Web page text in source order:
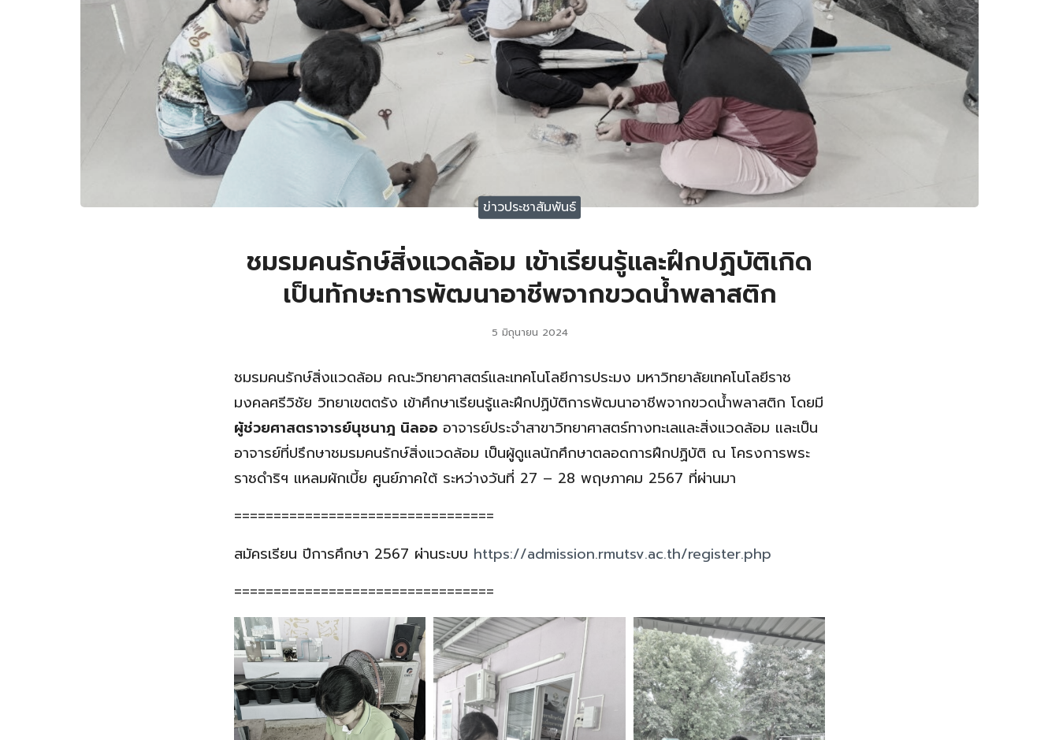
ข่าวประชาสัมพันธ์
ชมรมคนรักษ์สิ่งแวดล้อม เข้าเรียนรู้และฝึกปฏิบัติเกิด
เป็นทักษะการพัฒนาอาชีพจากขวดน้ำพลาสติก
5 มิถุนายน 2024
ชมรมคนรักษ์สิ่งแวดล้อม คณะวิทยาศาสตร์และเทคโนโลยีการประมง มหาวิทยาลัยเทคโนโลยีราช
มงคลศรีวิชัย วิทยาเขตตรัง เข้าศึกษาเรียนรู้และฝึกปฏิบัติการพัฒนาอาชีพจากขวดน้ำพลาสติก โดยมี
ผู้ช่วยศาสตราจารย์นุชนาฎ นิลออ อาจารย์ประจำสาขาวิทยาศาสตร์ทางทะเลและสิ่งแวดล้อม และเป็น
อาจารย์ที่ปรึกษาชมรมคนรักษ์สิ่งแวดล้อม เป็นผู้ดูแลนักศึกษาตลอดการฝึกปฏิบัติ ณ โครงการพระ
ราชดำริฯ แหลมผักเบี้ย ศูนย์ภาคใต้ ระหว่างวันที่ 27 – 28 พฤษภาคม 2567 ที่ผ่านมา
=================================
สมัครเรียน ปีการศึกษา 2567 ผ่านระบบ https://admission.rmutsv.ac.th/register.php
=================================